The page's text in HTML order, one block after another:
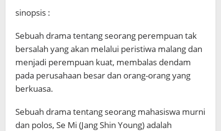
sinopsis :
Sebuah drama tentang seorang perempuan tak
bersalah yang akan melalui peristiwa malang dan
menjadi perempuan kuat, membalas dendam
pada perusahaan besar dan orang-orang yang
berkuasa.
Sebuah drama tentang seorang mahasiswa murni
dan polos, Se Mi (Jang Shin Young) adalah